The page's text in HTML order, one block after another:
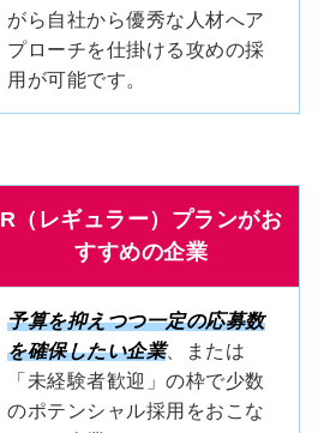
がら自社から優秀な人材へア
プローチを仕掛ける攻めの採
用が可能です。
R（レギュラー）プランがお
すすめの企業
予算を抑えつつ一定の応募数
を確保したい企業、または
「未経験者歓迎」の枠で少数
のポテンシャル採用をおこな